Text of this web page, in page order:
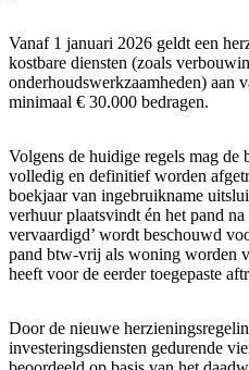
Vanaf 1 januari 2026 geldt een
kostbare diensten (zoals
onderhoudswerkzaamheden) aan
minimaal € 30.000 bedragen.
Volgens de huidige regels mag
volledig en definitief worden
boekjaar van ingebruikname
verhuur plaatsvindt én het pand
vervaardigd’ wordt beschouwd
pand btw-vrij als woning worden
heeft voor de eerder toegepaste
Door de nieuwe
investeringsdiensten gedurende